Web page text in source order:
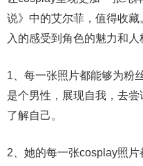
说》中的艾尔菲，值得收
入的感受到角色的魅力和
1、每一张照片都能够为粉
是个男性，展现自我，去
了解自己。
2、她的每一张cosplay照